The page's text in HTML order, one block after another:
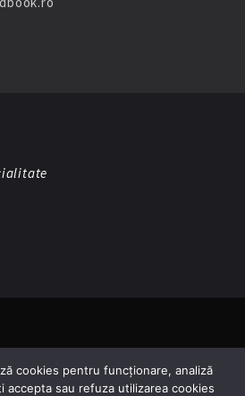
cookies pentru funcționare, analiză
accepta sau refuza utilizarea cookies